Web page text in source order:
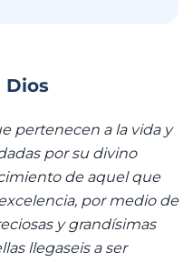
Dios
pertenecen a la vida y
por su divino
de aquel que
por medio de
y grandísimas
llegaseis a ser